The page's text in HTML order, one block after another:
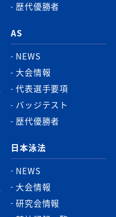
歴代優勝者
AS
NEWS
大会情報
代表選手要項
バッジテスト
歴代優勝者
日本泳法
NEWS
大会情報
研究会情報